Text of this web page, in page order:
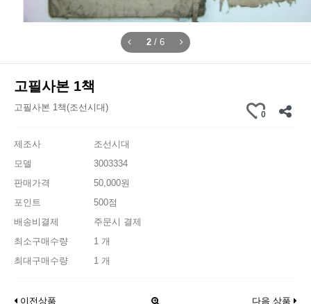
2 / 6
고필사본 1책
고필사본 1책(조선시대)
0
제조사
조선시대
모델
3003334
판매가격
50,000원
포인트
500점
배송비결제
주문시 결제
최소구매수량
1 개
최대구매수량
1 개
이전상품 다음 상품